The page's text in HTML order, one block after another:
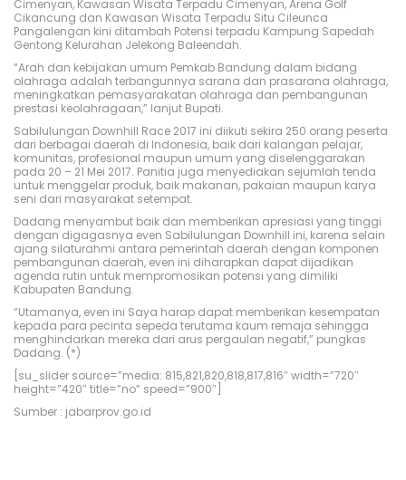
Cimenyan, Kawasan Wisata Terpadu Cimenyan, Arena Golf
Cikancung dan Kawasan Wisata Terpadu Situ Cileunca
Pangalengan kini ditambah Potensi terpadu Kampung Sapedah
Gentong Kelurahan Jelekong Baleendah.
“Arah dan kebijakan umum Pemkab Bandung dalam bidang
olahraga adalah terbangunnya sarana dan prasarana olahraga,
meningkatkan pemasyarakatan olahraga dan pembangunan
prestasi keolahragaan,” lanjut Bupati.
Sabilulungan Downhill Race 2017 ini diikuti sekira 250 orang peserta
dari berbagai daerah di Indonesia, baik dari kalangan pelajar,
komunitas, profesional maupun umum yang diselenggarakan
pada 20 – 21 Mei 2017. Panitia juga menyediakan sejumlah tenda
untuk menggelar produk, baik makanan, pakaian maupun karya
seni dari masyarakat setempat.
Dadang menyambut baik dan memberikan apresiasi yang tinggi
dengan digagasnya even Sabilulungan Downhill ini, karena selain
ajang silaturahmi antara pemerintah daerah dengan komponen
pembangunan daerah, even ini diharapkan dapat dijadikan
agenda rutin untuk mempromosikan potensi yang dimiliki
Kabupaten Bandung.
“Utamanya, even ini Saya harap dapat memberikan kesempatan
kepada para pecinta sepeda terutama kaum remaja sehingga
menghindarkan mereka dari arus pergaulan negatif,” pungkas
Dadang. (*)
[su_slider source=”media: 815,821,820,818,817,816″ width=”720″
height=”420″ title=”no” speed=”900″]
Sumber : jabarprov.go.id